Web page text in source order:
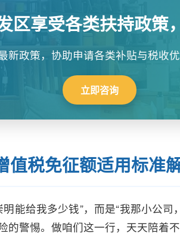
区享受各类扶持政策
新政策，协助申请各类补贴与税收
立即咨询
值税免征额适用标准
能给我多少钱”，而是“我那小公
警惕。做咱们这一行，天天陪着